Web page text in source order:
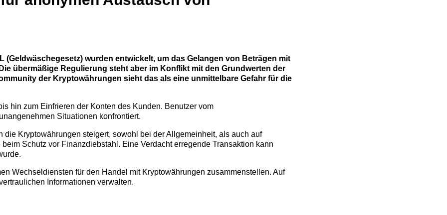
(Geldwäschegesetz) wurden entwickelt, um das Gelangen von Beträgen mit
übermäßige Regulierung steht aber im Konflikt mit den Grundwerten der
der Kryptowährungen sieht das als eine unmittelbare Gefahr für die
hin zum Einfrieren der Konten des Kunden. Benutzer vom
Situationen konfrontiert.
Kryptowährungen steigert, sowohl bei der Allgemeinheit, als auch auf
Schutz vor Finanzdiebstahl. Eine Verdacht erregende Transaktion kann
Wechseldiensten für den Handel mit Kryptowährungen zusammenstellen. Auf
Informationen verwalten.